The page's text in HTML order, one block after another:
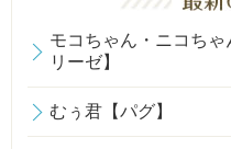
モコちゃん・ニコち
リーゼ】
むぅ君【パグ】